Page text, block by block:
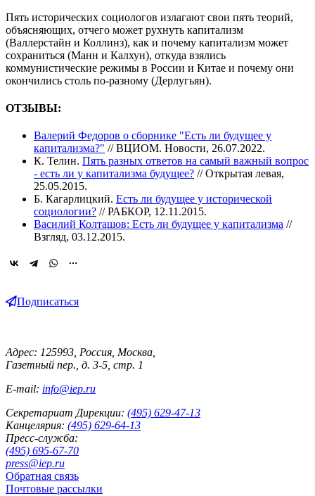
Пять исторических социологов излагают свои пять теорий,
объясняющих, отчего может рухнуть капитализм
(Валлерстайн и Коллинз), как и почему капитализм может
сохраниться (Манн и Калхун), откуда взялись
коммунистические режимы в России и Китае и почему они
окончились столь по-разному (Дерлугьян).
ОТЗЫВЫ:
Валерий Федоров о сборнике "Есть ли будущее у
капитализма?" // ВЦИОМ. Новости, 26.07.2022.
К. Телин. Пять разных ответов на самый важный вопрос
- есть ли у капитализма будущее? // Открытая левая,
25.05.2015.
Б. Кагарлицкий. Есть ли будущее у исторической
социологии? // РАБКОР, 12.11.2015.
Василий Колташов: Есть ли будущее у капитализма //
Взгляд, 03.12.2015.
Подписаться
Адрес: 125993, Россия, Москва,
Газетный пер., д. 3-5, стр. 1
E-mail: info@iep.ru
Секретариат Дирекции: (495) 629-47-13
Канцелярия: (495) 629-64-13
Пресс-служба:
(495) 695-67-70
press@iep.ru
Обратная связь
Почтовые рассылки